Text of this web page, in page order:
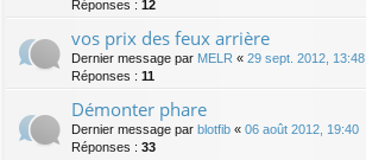
Réponses : 12
vos prix des feux arrière
Dernier message par MELR « 29 sept. 2012, 13:48
Réponses : 11
Démonter phare
Dernier message par blotfib « 06 août 2012, 19:40
Réponses : 33